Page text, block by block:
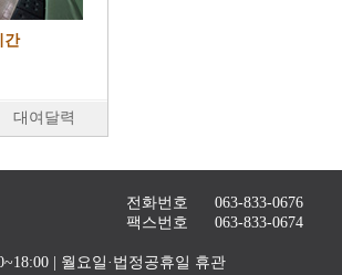
간
대여달력
전화번호
063-833-0676
팩스번호
063-833-0674
| 월요일·법정공휴일 휴관